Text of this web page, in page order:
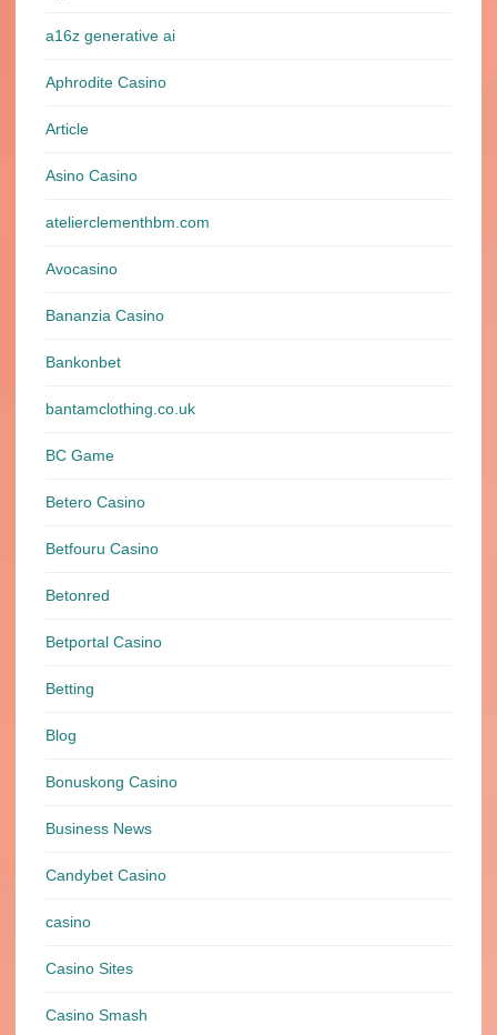
a16z generative ai
Aphrodite Casino
Article
Asino Casino
atelierclementhbm.com
Avocasino
Bananzia Casino
Bankonbet
bantamclothing.co.uk
BC Game
Betero Casino
Betfouru Casino
Betonred
Betportal Casino
Betting
Blog
Bonuskong Casino
Business News
Candybet Casino
casino
Casino Sites
Casino Smash